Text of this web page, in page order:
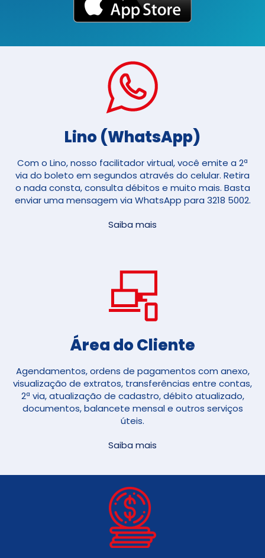
Lino (WhatsApp)
Com o Lino, nosso facilitador virtual, você emite a 2ª
via do boleto em segundos através do celular. Retira
o nada consta, consulta débitos e muito mais. Basta
enviar uma mensagem via WhatsApp para 3218 5002.
Saiba mais
Área do Cliente
Agendamentos, ordens de pagamentos com anexo,
visualização de extratos, transferências entre contas,
2ª via, atualização de cadastro, débito atualizado,
documentos, balancete mensal e outros serviços
úteis.
Saiba mais